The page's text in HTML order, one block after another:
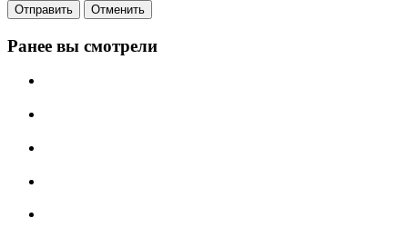
Отправить Отменить
Ранее вы смотрели